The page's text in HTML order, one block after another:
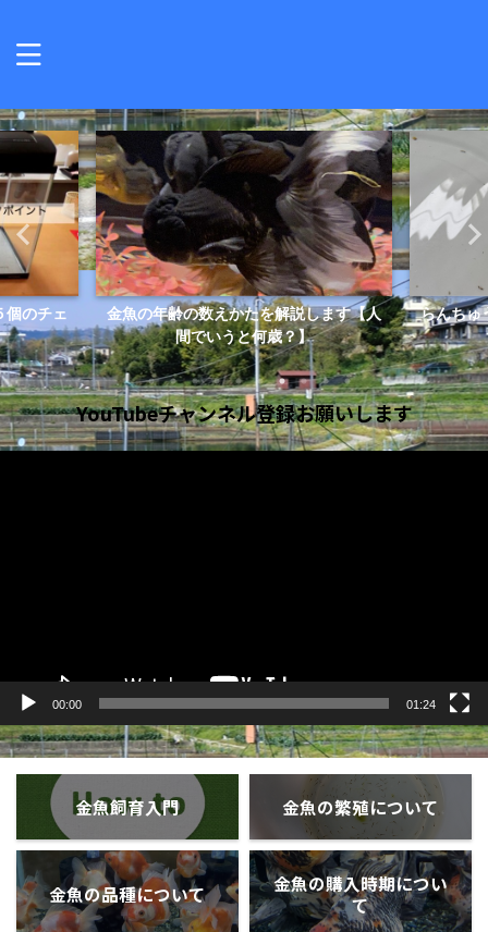
個のチェ
金魚の年齢の数えかたを解説します【人
間でいうと何歳？】
らんちゅ
YouTubeチャンネル登録お願いします
00:00 01:24
金魚飼育入門 金魚の繁殖について
金魚の品種について
金魚の購入時期につい
て